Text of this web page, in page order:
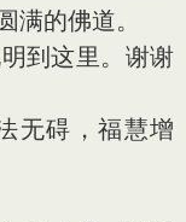
满的佛道。
到这里。谢谢
无碍，福慧增